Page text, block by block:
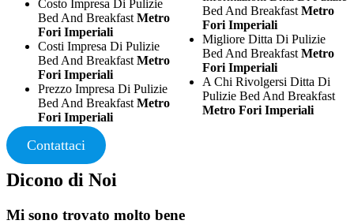
Costo Impresa Di Pulizie
Bed And Breakfast Metro
Fori Imperiali
Costi Impresa Di Pulizie
Bed And Breakfast Metro
Fori Imperiali
Prezzo Impresa Di Pulizie
Bed And Breakfast Metro
Fori Imperiali
Bed And Breakfast Metro
Fori Imperiali
Migliore Ditta Di Pulizie
Bed And Breakfast Metro
Fori Imperiali
A Chi Rivolgersi Ditta Di
Pulizie Bed And Breakfast
Metro Fori Imperiali
Contattaci
Dicono di Noi
Mi sono trovato molto bene